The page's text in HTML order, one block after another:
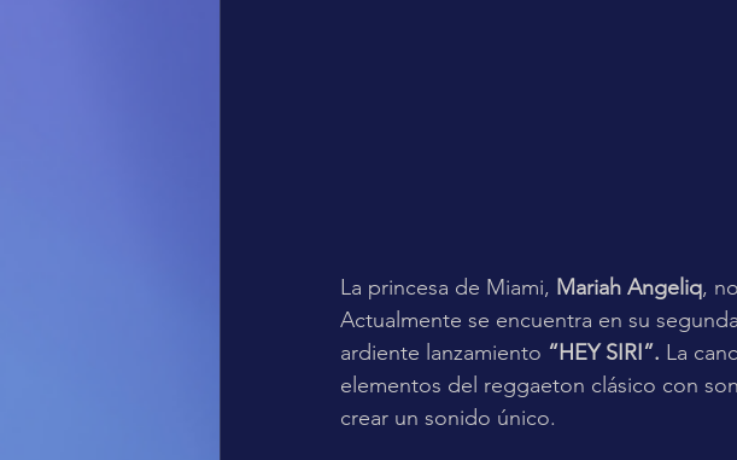
La princesa de Miami, Mariah Angeliq,
Actualmente se encuentra en su
ardiente lanzamiento “HEY SIRI”. La
elementos del reggaeton clásico con
crear un sonido único.